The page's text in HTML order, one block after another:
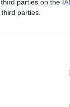
parties on the
parties.
el acoso